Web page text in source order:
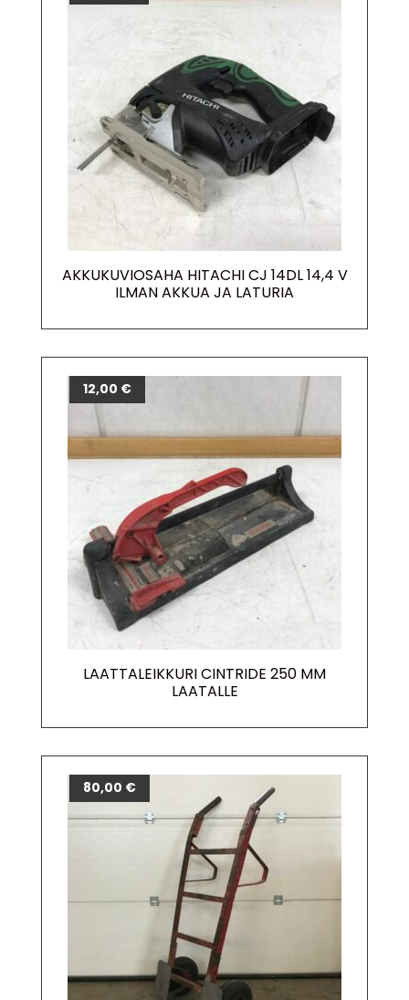
AKKUKUVIOSAHA HITACHI CJ 14DL 14,4 V
ILMAN AKKUA JA LATURIA
LAATTALEIKKURI CINTRIDE 250 MM
LAATALLE
12,00 €
80,00 €